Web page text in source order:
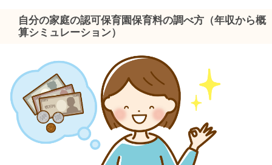
自分の家庭の認可保育園保育料の調べ方（年収から概
算シミュレーション）